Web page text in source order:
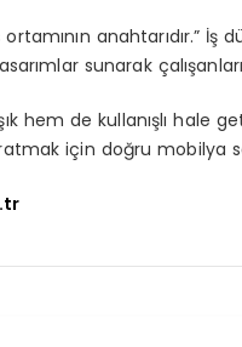
anahtarıdır.” İş
sunarak
hem de kullanışlı hale
için doğru mobilya